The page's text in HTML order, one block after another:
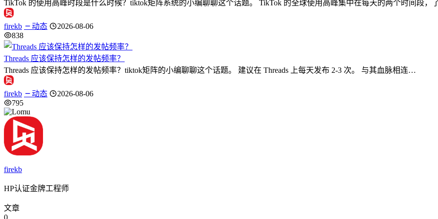
TikTok 的使用高峰时段是什么时候？tiktok矩阵系统的小编聊聊这个话题。 TikTok 的全球使用高峰集中在每天的两个时间段，
firekb 动态
2026-08-06
838
Threads 应该保持怎样的发帖频率？
Threads 应该保持怎样的发帖频率？tiktok矩阵的小编聊聊这个话题。 建议在 Threads 上每天发布 2-3 次。 与其血脉相连…
firekb 动态
2026-08-06
795
firekb
HP认证金牌工程师
文章